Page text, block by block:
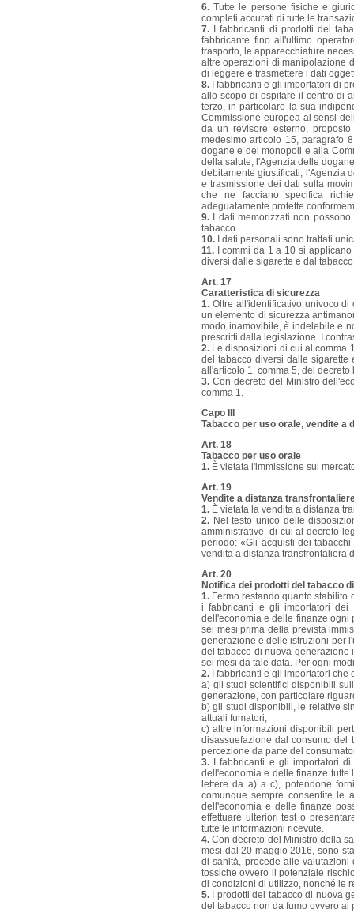
6. Tutte le persone fisiche e
completi accurati di tutte le
7. I fabbricanti di prodotti del
fabbricante fino all'ultimo
trasporto, le apparecchiature
altre operazioni di manipolazione
di leggere e trasmettere i dati
8. I fabbricanti e gli importatori di
allo scopo di ospitare il centro di
terzo, in particolare la sua
Commissione europea ai sensi
da un revisore esterno,
medesimo articolo 15, paragrafo
dogane e dei monopoli e alla
della salute, l'Agenzia delle
debitamente giustificati, l'Agenzia
e trasmissione dei dati sulla
che ne facciano specifica
adeguatamente protette
9. I dati memorizzati non
tabacco.
10. I dati personali sono trattati
11. I commi da 1 a 10 si
diversi dalle sigarette e dal
Art. 17
Caratteristica di sicurezza
1. Oltre all'identificativo univoco
un elemento di sicurezza
modo inamovibile, è indelebile e
prescritti dalla legislazione. I
2. Le disposizioni di cui al comma
del tabacco diversi dalle
all'articolo 1, comma 5, del
3. Con decreto del Ministro
comma 1.
Capo III
Tabacco per uso orale, vendite a
Art. 18
Tabacco per uso orale
1. È vietata l'immissione sul
Art. 19
Vendite a distanza
1. È vietata la vendita a distanza
2. Nel testo unico delle
amministrative, di cui al decreto
periodo: «Gli acquisti dei
vendita a distanza transfrontaliera
Art. 20
Notifica dei prodotti del tabacco
1. Fermo restando quanto
i fabbricanti e gli importatori dei
dell'economia e delle finanze ogni
sei mesi prima della prevista
generazione e delle istruzioni per
del tabacco di nuova generazione
sei mesi da tale data. Per ogni
2. I fabbricanti e gli importatori
a) gli studi scientifici disponibili
generazione, con particolare
b) gli studi disponibili, le relative
attuali fumatori;
c) altre informazioni disponibili
disassuefazione dal consumo
percezione da parte del
3. I fabbricanti e gli importatori
dell'economia e delle finanze
lettere da a) a c), potendone
comunque sempre consentite le
dell'economia e delle finanze
effettuare ulteriori test o
tutte le informazioni ricevute.
4. Con decreto del Ministro della
mesi dal 20 maggio 2016, sono
di sanità, procede alle
tossiche ovvero il potenziale
di condizioni di utilizzo, nonché le
5. I prodotti del tabacco di nuova
del tabacco non da fumo ovvero ai